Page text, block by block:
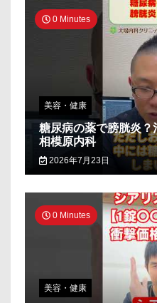
0 Minutes
美容・健康
糖尿病の薬で膀胱炎？
相模原内科
2026年7月23日
0 Minutes
美容・健康